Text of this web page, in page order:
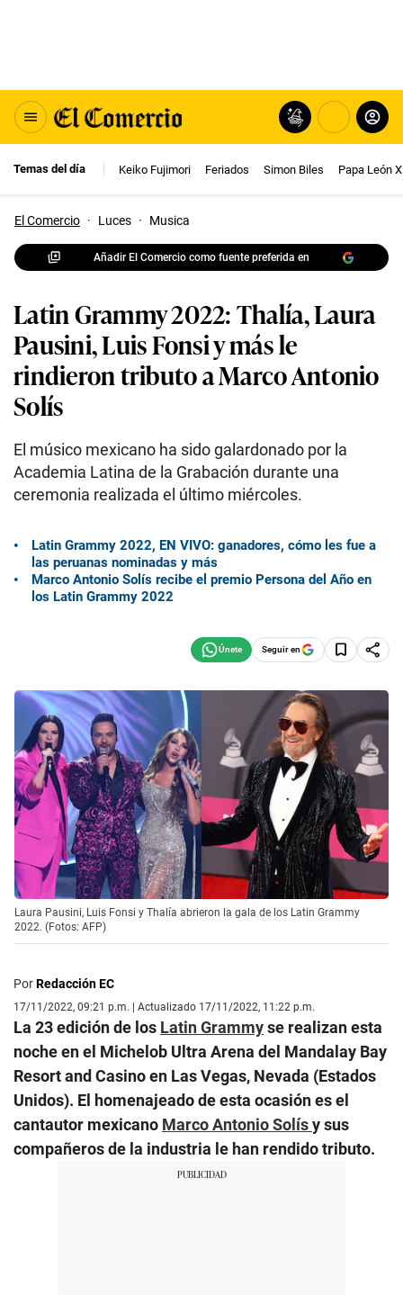
Temas del día Keiko Fujimori Feriados Simon Biles Papa León
El Comercio · Luces · Musica
Añadir El Comercio como fuente preferida en
Latin Grammy 2022: Thalía, Laura
Pausini, Luis Fonsi y más le
rindieron tributo a Marco Antonio
Solís
El músico mexicano ha sido galardonado por la
Academia Latina de la Grabación durante una
ceremonia realizada el último miércoles.
Latin Grammy 2022, EN VIVO: ganadores, cómo les fue a
las peruanas nominadas y más
Marco Antonio Solís recibe el premio Persona del Año en
los Latin Grammy 2022
Seguir en
Laura Pausini, Luis Fonsi y Thalía abrieron la gala de los Latin Grammy
2022. (Fotos: AFP)
PorRedacción EC
17/11/2022, 09:21 p.m. | Actualizado 17/11/2022, 11:22 p.m.
La 23 edición de los Latin Grammyse realizan esta
noche en el Michelob Ultra Arena del Mandalay Bay
Resort and Casino en Las Vegas, Nevada (Estados
Unidos). El homenajeado de esta ocasión es el
cantautor mexicano Marco Antonio Solísy sus
compañeros de la industria le han rendido tributo.